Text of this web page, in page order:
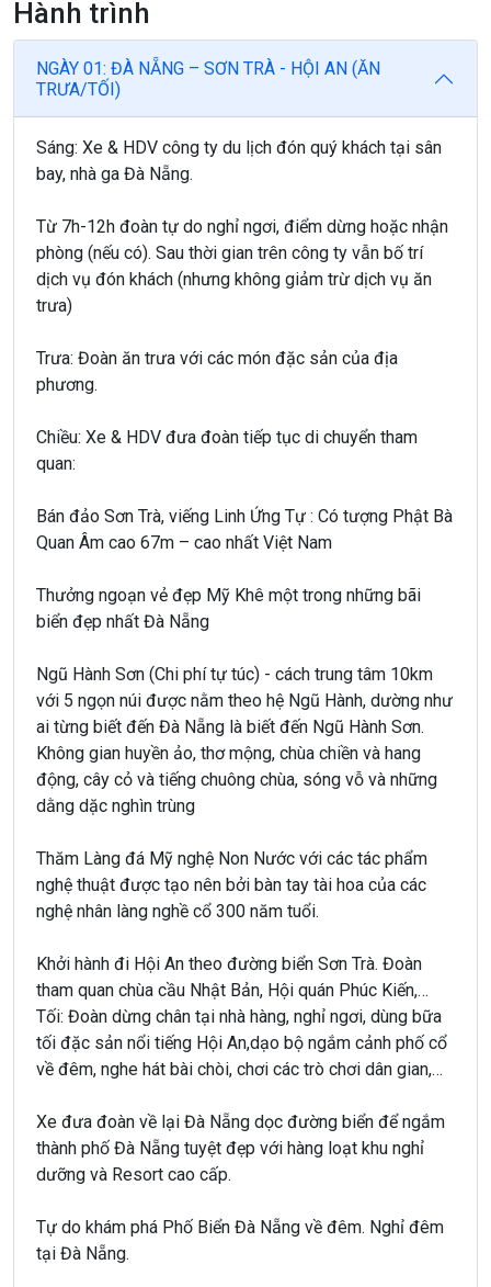
Hành trình
NGÀY 01: ĐÀ NẴNG – SƠN TRÀ - HỘI AN (ĂN
TRƯA/TỐI)
Sáng: Xe & HDV công ty du lịch đón quý khách tại sân
bay, nhà ga Đà Nẵng.
Từ 7h-12h đoàn tự do nghỉ ngơi, điểm dừng hoặc nhận
phòng (nếu có). Sau thời gian trên công ty vẫn bố trí
dịch vụ đón khách (nhưng không giảm trừ dịch vụ ăn
trưa)
Trưa: Đoàn ăn trưa với các món đặc sản của địa
phương.
Chiều: Xe & HDV đưa đoàn tiếp tục di chuyển tham
quan:
Bán đảo Sơn Trà, viếng Linh Ứng Tự : Có tượng Phật Bà
Quan Âm cao 67m – cao nhất Việt Nam
Thưởng ngoạn vẻ đẹp Mỹ Khê một trong những bãi
biển đẹp nhất Đà Nẵng
Ngũ Hành Sơn (Chi phí tự túc) - cách trung tâm 10km
với 5 ngọn núi được nằm theo hệ Ngũ Hành, dường như
ai từng biết đến Đà Nẵng là biết đến Ngũ Hành Sơn.
Không gian huyền ảo, thơ mộng, chùa chiền và hang
động, cây cỏ và tiếng chuông chùa, sóng vỗ và những
dằng dặc nghìn trùng
Thăm Làng đá Mỹ nghệ Non Nước với các tác phẩm
nghệ thuật được tạo nên bởi bàn tay tài hoa của các
nghệ nhân làng nghề cổ 300 năm tuổi.
Khởi hành đi Hội An theo đường biển Sơn Trà. Đoàn
tham quan chùa cầu Nhật Bản, Hội quán Phúc Kiến,…
Tối: Đoàn dừng chân tại nhà hàng, nghỉ ngơi, dùng bữa
tối đặc sản nổi tiếng Hội An,dạo bộ ngắm cảnh phố cổ
về đêm, nghe hát bài chòi, chơi các trò chơi dân gian,…
Xe đưa đoàn về lại Đà Nẵng dọc đường biển để ngắm
thành phố Đà Nẵng tuyệt đẹp với hàng loạt khu nghỉ
dưỡng và Resort cao cấp.
Tự do khám phá Phố Biển Đà Nẵng về đêm. Nghỉ đêm
tại Đà Nẵng.